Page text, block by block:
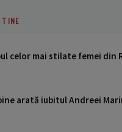
TINE
celor mai stilate femei din
arată iubitul Andreei